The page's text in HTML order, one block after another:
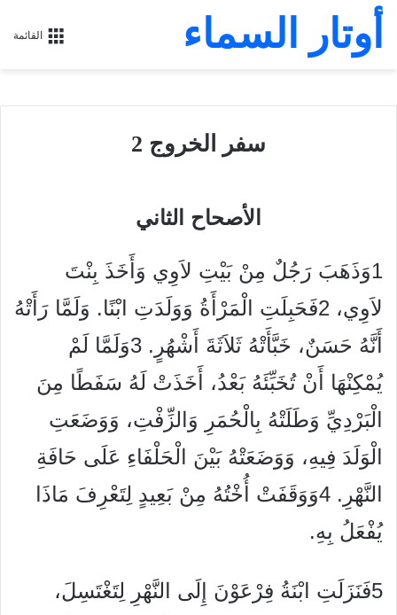
القائمة أوتار السماء
سفر الخروج 2
الأصحاح الثاني
1وَذَهَبَ رَجُلٌ مِنْ بَيْتِ لاَوِي وَأَخَذَ بِنْتَ
لاَوِي، 2فَحَبِلَتِ الْمَرْأَةُ وَوَلَدَتِ ابْنًا. وَلَمَّا رَأَتْهُ
أَنَّهُ حَسَنٌ، خَبَّأَتْهُ ثَلاَثَةَ أَشْهُرٍ. 3وَلَمَّا لَمْ
يُمْكِنْهَا أَنْ تُخَبِّئَهُ بَعْدُ، أَخَذَتْ لَهُ سَفَطًا مِنَ
الْبَرْدِيِّ وَطَلَتْهُ بِالْحُمَرِ وَالزِّفْتِ، وَوَضَعَتِ
الْوَلَدَ فِيهِ، وَوَضَعَتْهُ بَيْنَ الْحَلْفَاءِ عَلَى حَافَةِ
النَّهْرِ. 4وَوَقَفَتْ أُخْتُهُ مِنْ بَعِيدٍ لِتَعْرِفَ مَاذَا
يُفْعَلُ بِهِ.
5فَنَزَلَتِ ابْنَةُ فِرْعَوْنَ إِلَى النَّهْرِ لِتَغْتَسِلَ،